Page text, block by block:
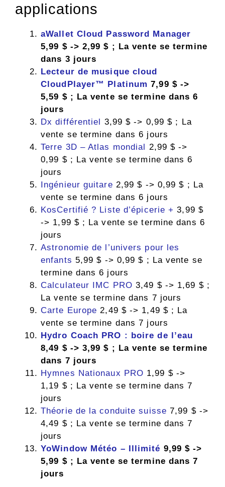
applications
aWallet Cloud Password Manager
5,99 $ -> 2,99 $ ; La vente se termine
dans 3 jours
Lecteur de musique cloud
CloudPlayer™ Platinum 7,99 $ ->
5,59 $ ; La vente se termine dans 6
jours
Dx différentiel
3,99 $ -> 0,99 $ ; La
vente se termine dans 6 jours
Terre 3D – Atlas mondial
2,99 $ ->
0,99 $ ; La vente se termine dans 6
jours
Ingénieur guitare 2,99 $ -> 0,99 $ ; La
vente se termine dans 6 jours
KosCertifié ? Liste d’épicerie + 3,99 $
-> 1,99 $ ; La vente se termine dans 6
jours
Astronomie de l’univers pour les
enfants 5,99 $ -> 0,99 $ ; La vente se
termine dans 6 jours
Calculateur IMC PRO 3,49 $ -> 1,69 $ ;
La vente se termine dans 7 jours
Carte Europe 2,49 $ -> 1,49 $ ; La
vente se termine dans 7 jours
Hydro Coach PRO : boire de l’eau
8,49 $ -> 3,99 $ ; La vente se termine
dans 7 jours
Hymnes Nationaux PRO 1,99 $ ->
1,19 $ ; La vente se termine dans 7
jours
Théorie de la conduite suisse 7,99 $ ->
4,49 $ ; La vente se termine dans 7
jours
YoWindow Météo – Illimité 9,99 $ ->
5,99 $ ; La vente se termine dans 7
jours